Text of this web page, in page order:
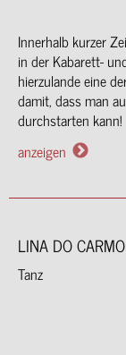
Innerhalb kurzer
in der Kabarett-
hierzulande eine
damit, dass man
durchstarten kann!
anzeigen
LINA DO CARMO
Tanz